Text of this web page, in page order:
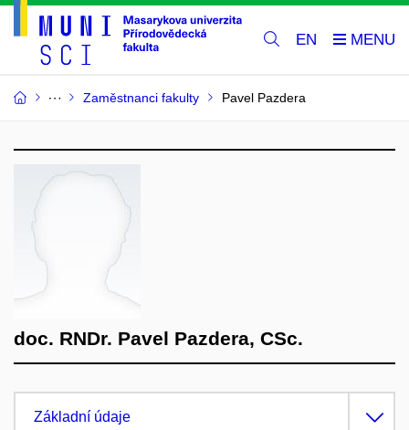
EN
Zaměstnanci fakulty Pavel Pazdera
doc. RNDr. Pavel Pazdera, CSc.
Základní údaje